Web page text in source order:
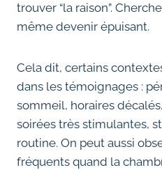
trouver “la raison”.
même devenir épuisant.
Cela dit, certains
dans les témoignages :
sommeil, horaires
soirées très stimulantes,
routine. On peut aussi
fréquents quand la